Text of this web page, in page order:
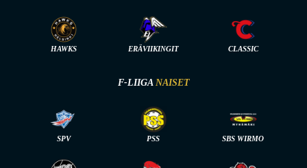
HAWKS ERÄVIIKINGIT CLASSIC
F-LIIGA NAISET
SPV PSS SBS WIRMO